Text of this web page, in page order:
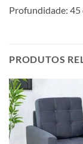
Profundidade: 45
PRODUTOS